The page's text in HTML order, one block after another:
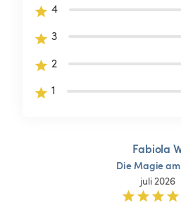
4
3
2
1
Fabiola
DieMagieam
juli 2026